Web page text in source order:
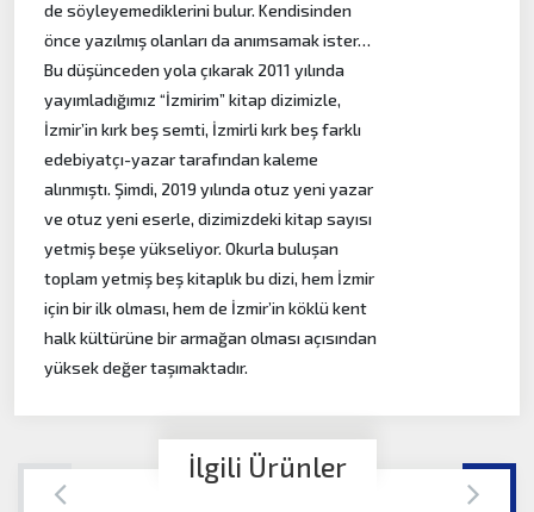
de söyleyemediklerini bulur. Kendisinden
önce yazılmış olanları da anımsamak ister…
Bu düşünceden yola çıkarak 2011 yılında
yayımladığımız “İzmirim” kitap dizimizle,
İzmir’in kırk beş semti, İzmirli kırk beş farklı
edebiyatçı-yazar tarafından kaleme
alınmıştı. Şimdi, 2019 yılında otuz yeni yazar
ve otuz yeni eserle, dizimizdeki kitap sayısı
yetmiş beşe yükseliyor. Okurla buluşan
toplam yetmiş beş kitaplık bu dizi, hem İzmir
için bir ilk olması, hem de İzmir’in köklü kent
halk kültürüne bir armağan olması açısından
yüksek değer taşımaktadır.
İlgili Ürünler